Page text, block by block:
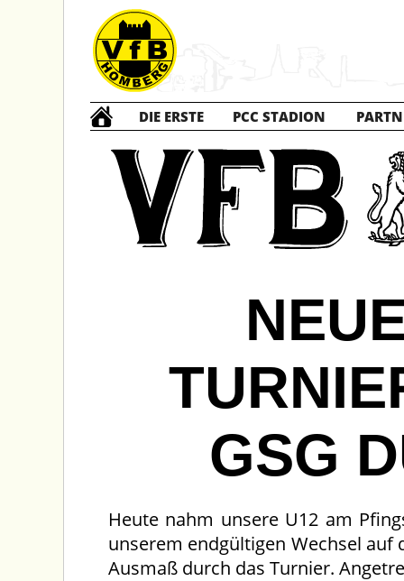
DIE ERSTE PCC STADION
GSG
Heute nahm unsere U12 am
unserem endgültigen Wechsel auf
Ausmaß durch das Turnier.